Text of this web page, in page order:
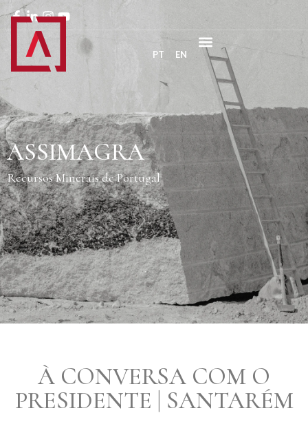
PT EN
ASSIMAGRA
Recursos Minerais de Portugal
À CONVERSA COM O
PRESIDENTE | SANTARÉM